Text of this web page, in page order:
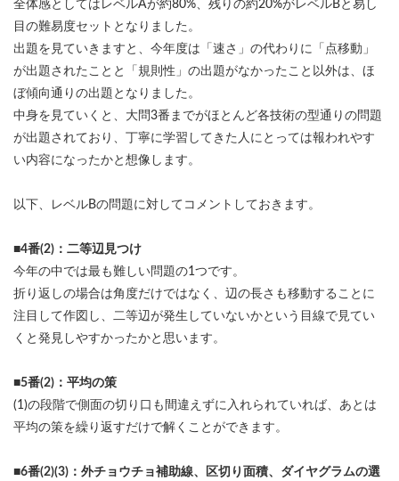
全体感としてはレベルAが約80%、残りの約20%がレベルBと易し
目の難易度セットとなりました。
出題を見ていきますと、今年度は「速さ」の代わりに「点移動」
が出題されたことと「規則性」の出題がなかったこと以外は、ほ
ぼ傾向通りの出題となりました。
中身を見ていくと、大問3番までがほとんど各技術の型通りの問題
が出題されており、丁寧に学習してきた人にとっては報われやす
い内容になったかと想像します。
以下、レベルBの問題に対してコメントしておきます。
■4番(2)：二等辺見つけ
今年の中では最も難しい問題の1つです。
折り返しの場合は角度だけではなく、辺の長さも移動することに
注目して作図し、二等辺が発生していないかという目線で見てい
くと発見しやすかったかと思います。
■5番(2)：平均の策
(1)の段階で側面の切り口も間違えずに入れられていれば、あとは
平均の策を繰り返すだけで解くことができます。
■6番(2)(3)：外チョウチョ補助線、区切り面積、ダイヤグラムの選